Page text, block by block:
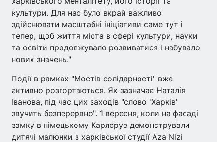
культури. Для нас було вкрай важливо
здійснювати масштабні ініціативи саме тут і
тепер, щоб життя міста в сфері культури, науки
та освіти продовжувало розвиватися і набувало
нових значень."
Події в рамках "Мостів солідарності" вже
активно розгортаються. Як зазначає Наталія
Іванова, під час цих заходів "слово 'Харків'
звучить безперервно". 1 вересня, коли на фасаді
замку в німецькому Карлсруе демонстрували
дитячі малюнки з харківської студії Aza Nizi